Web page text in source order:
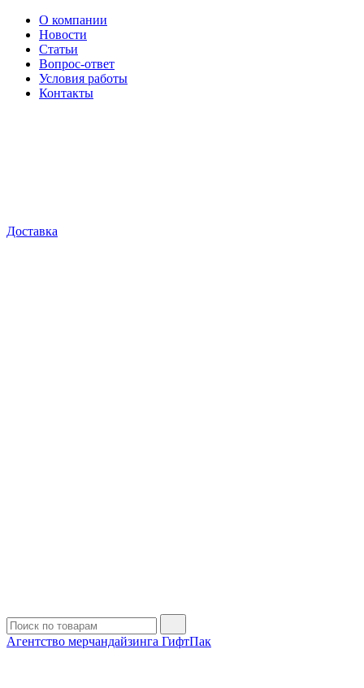
О компании
Новости
Статьи
Вопрос-ответ
Условия работы
Контакты
Доставка
Агентство мерчандайзинга ГифтПак